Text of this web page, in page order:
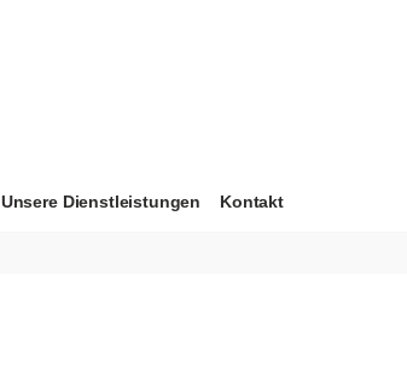
Unsere Dienstleistungen Kontakt